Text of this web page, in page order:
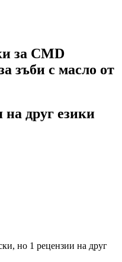
за CMD
зъби с масло от
на друг езики
но 1 рецензии на друг